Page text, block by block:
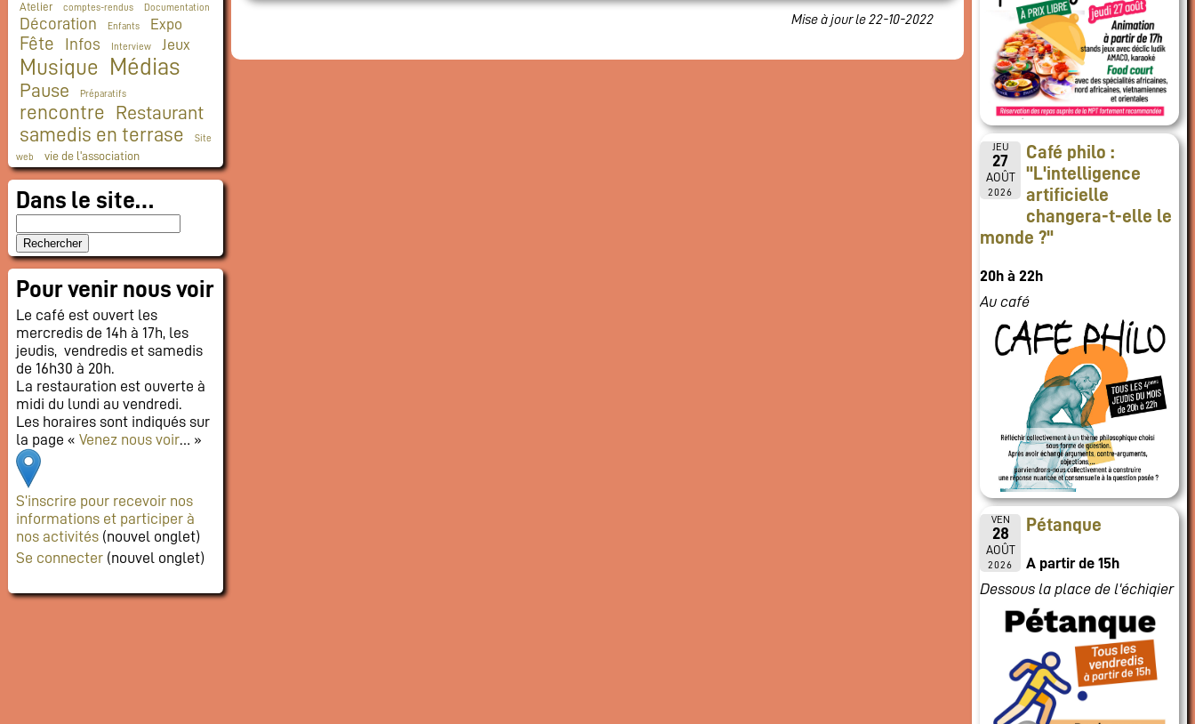
Mise à jour le 22-10-2022
Atelier comptes-rendus Documentation
Décoration Enfants Expo
Fête Infos Interview Jeux
Musique Médias
Pause Préparatifs
rencontre Restaurant
samedis en terrase
Site
web
vie de l'association
Dans le site…
Pour venir nous voir
Le café est ouvert les
mercredis de 14h à 17h, les
jeudis, vendredis et samedis
de 16h30 à 20h.
La restauration est ouverte à
midi du lundi au vendredi.
Les horaires sont indiqués sur
la page « Venez nous voir … »
S’inscrire pour recevoir nos
informations et participer à
nos activités (nouvel onglet)
Se connecter (nouvel onglet)
JEU
27
AOÛT
2026
Café philo :
"L'intelligence
artificielle
changera-t-elle le
monde ?"
20h à 22h
Au café
VEN
28
AOÛT
2026
Pétanque
A partir de 15h
Dessous la place de l'échiqier